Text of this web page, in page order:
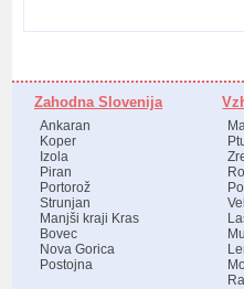
Zahodna Slovenija
Ankaran
Koper
Izola
Piran
Portorož
Strunjan
Manjši kraji Kras
Bovec
Nova Gorica
Postojna